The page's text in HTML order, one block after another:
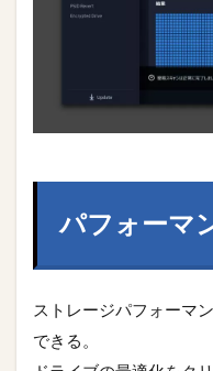
パフォーマ
ストレージパフォーマ
できる。